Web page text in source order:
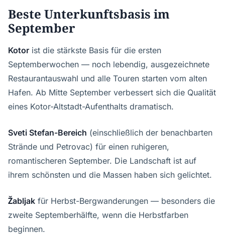
Beste Unterkunftsbasis im
September
Kotor ist die stärkste Basis für die ersten
Septemberwochen — noch lebendig, ausgezeichnete
Restaurantauswahl und alle Touren starten vom alten
Hafen. Ab Mitte September verbessert sich die Qualität
eines Kotor-Altstadt-Aufenthalts dramatisch.
Sveti Stefan-Bereich (einschließlich der benachbarten
Strände und Petrovac) für einen ruhigeren,
romantischeren September. Die Landschaft ist auf
ihrem schönsten und die Massen haben sich gelichtet.
Žabljak für Herbst-Bergwanderungen — besonders die
zweite Septemberhälfte, wenn die Herbstfarben
beginnen.